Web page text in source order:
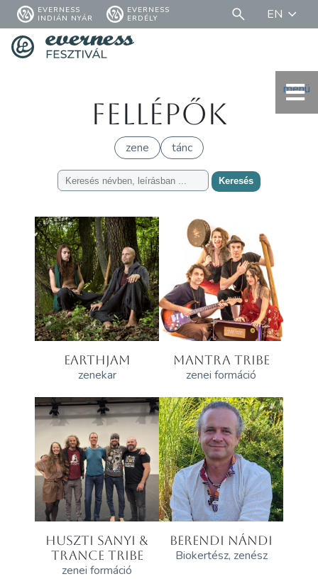
EVERNESS
INDIÁN NYÁR
EVERNESS
ERDÉLY
EN
menü
Fellépők
zene tánc
Keresés
EARTHJAM
zenekar
MANTRA TRIBE
zenei formáció
HUSZTI SANYI &
TRANCE TRIBE
zenei formáció
BERENDI NÁNDI
Biokertész, zenész